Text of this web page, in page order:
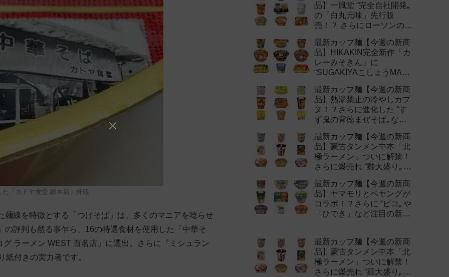
「カドヤ食堂 総本店」外観
線を特徴とする「つけそば」は、多くのマニアを唸らせ
評判も然る事乍ら、16の特選食材を使用した「中華そ
ラーメン WEST 百名店」に選出。さらに『ミシュラン
紙付きの実力者です。
品】一風堂 “完全自社開発„
の「白丸元味」先行販
売！？ さらにローソンの激
新作まとめ！
最新カップ麺【今週の新商
品】HIKAKIN完全新作「カ
レーみそきん」に
“SUGAKIYAこしょうMAX„
最新カップ麺【今週の新商
品】熱湯禁止の冷やしカプ
ヌ！？さらに進化した “す
ず鬼の背徳まぜそば„ など
最新カップ麺【今週の新商
品】蒙古タンメン中本「北
極ラーメン」ついに解禁！
さらに爆売れ “麺大盛り„ シ
作まとめ！
最新カップ麺【今週の新商
品】ヤマモリとペヤングが
コラボ！？さらに “ピコ„ や
「ひでき」など注目の新作
最新カップ麺【今週の新商
品】蒙古タンメン中本「北
極ラーメン」ついに解禁！
さらに爆売れ “麺大盛り„ シ